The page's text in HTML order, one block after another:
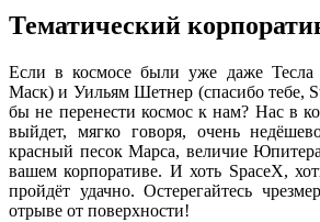
Тематический
Если в космосе были уже даже Тесла
Маск) и Уильям Шетнер (спасибо тебе,
бы не перенести космос к нам? Нас в
выйдет, мягко говоря, очень
красный песок Марса, величие
вашем корпоративе. И хоть SpaceX,
пройдёт удачно. Остерегайтесь
отрыве от поверхности!